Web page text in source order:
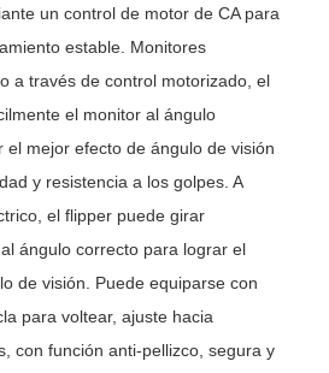
un control de motor de CA para
estable. Monitores
a través de control motorizado, el
el monitor al ángulo
el mejor efecto de ángulo de visión
y resistencia a los golpes. A
el flipper puede girar
ángulo correcto para lograr el
de visión. Puede equiparse con
para voltear, ajuste hacia
con función anti-pellizco, segura y